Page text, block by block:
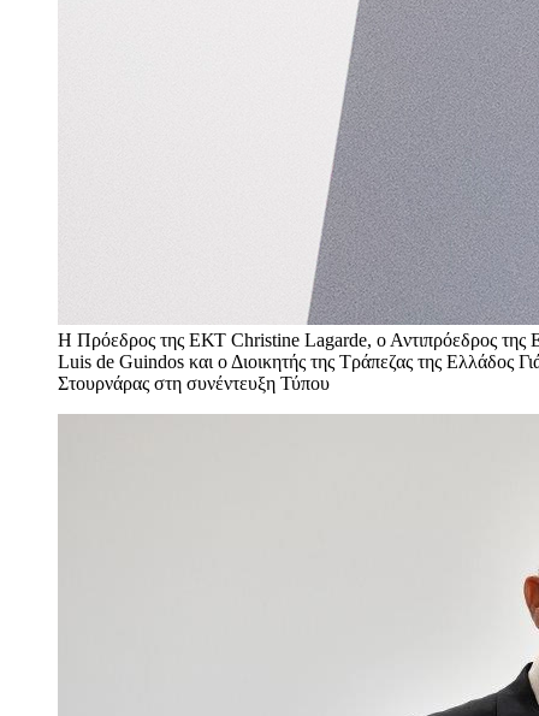
Η Πρόεδρος της ΕΚΤ Christine Lagarde, ο Αντιπρόεδρος της
Luis de Guindos και ο Διοικητής της Τράπεζας της Ελλάδος
Στουρνάρας στη συνέντευξη Τύπου